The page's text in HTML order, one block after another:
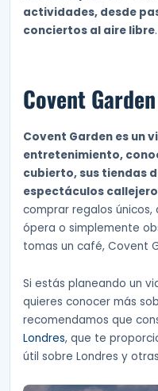
actividades, desde
conciertos al aire libre.
Covent Garden
Covent Garden es un
entretenimiento,
cubierto, sus tiendas
espectáculos
comprar regalos
ópera o simplemente
tomas un café, Covent
Si estás planeando un
quieres conocer más
recomendamos que
Londres, que te
útil sobre Londres y